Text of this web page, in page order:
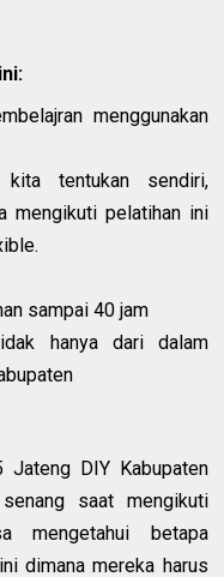
menggunakan
tentukan sendiri,
mengikuti pelatihan ini
sampai 40 jam
hanya dari dalam
Jateng DIY Kabupaten
saat mengikuti
mengetahui betapa
dimana mereka harus